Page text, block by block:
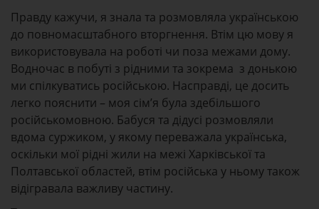
Правду кажучи, я знала та розмовляла українською
до повномасштабного вторгнення. Втім цю мову я
використовувала на роботі чи поза межами дому.
Водночас в побуті з рідними та зокрема з донькою
ми спілкуватись російською. Насправді, це досить
легко пояснити – моя сім’я була здебільшого
російськомовною. Бабуся та дідусі розмовляли
вдома суржиком, у якому переважала українська,
оскільки мої рідні жили на межі Харківської та
Полтавської областей, втім російська у ньому також
відігравала важливу частину.